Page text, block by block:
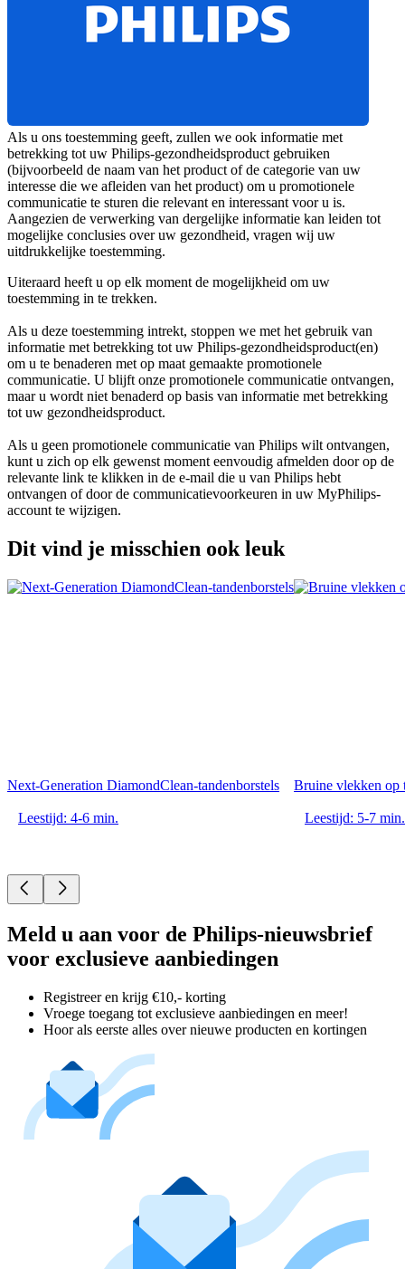
Als u ons toestemming geeft, zullen we ook informatie met
betrekking tot uw Philips-gezondheidsproduct gebruiken
(bijvoorbeeld de naam van het product of de categorie van uw
interesse die we afleiden van het product) om u promotionele
communicatie te sturen die relevant en interessant voor u is.
Aangezien de verwerking van dergelijke informatie kan leiden tot
mogelijke conclusies over uw gezondheid, vragen wij uw
uitdrukkelijke toestemming.
Uiteraard heeft u op elk moment de mogelijkheid om uw
toestemming in te trekken.
Als u deze toestemming intrekt, stoppen we met het gebruik van
informatie met betrekking tot uw Philips-gezondheidsproduct(en)
om u te benaderen met op maat gemaakte promotionele
communicatie. U blijft onze promotionele communicatie ontvangen,
maar u wordt niet benaderd op basis van informatie met betrekking
tot uw gezondheidsproduct.
Als u geen promotionele communicatie van Philips wilt ontvangen,
kunt u zich op elk gewenst moment eenvoudig afmelden door op de
relevante link te klikken in de e-mail die u van Philips hebt
ontvangen of door de communicatievoorkeuren in uw MyPhilips-
account te wijzigen.
Dit vind je misschien ook leuk
Next-Generation DiamondClean-tandenborstels
Leestijd: 4-6 min.
Bruine vlekken op
Leestijd: 5-7 min.
Meld u aan voor de Philips-nieuwsbrief
voor exclusieve aanbiedingen
Registreer en krijg €10,- korting
Vroege toegang tot exclusieve aanbiedingen en meer!
Hoor als eerste alles over nieuwe producten en kortingen